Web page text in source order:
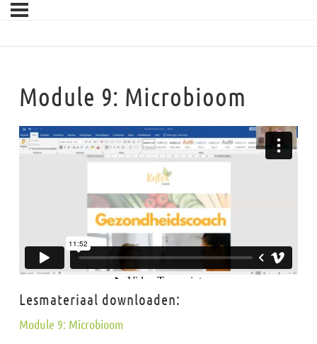
Module 9: Microbioom
Lesmateriaal downloaden:
Module 9: Microbioom